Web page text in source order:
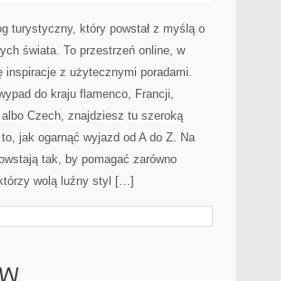
turystyczny, który powstał z myślą o
świata. To przestrzeń online, w
inspiracje z użytecznymi poradami.
do kraju flamenco, Francji,
Czech, znajdziesz tu szeroką
jak ogarnąć wyjazd od A do Z. Na
tak, by pomagać zarówno
wolą luźny styl […]